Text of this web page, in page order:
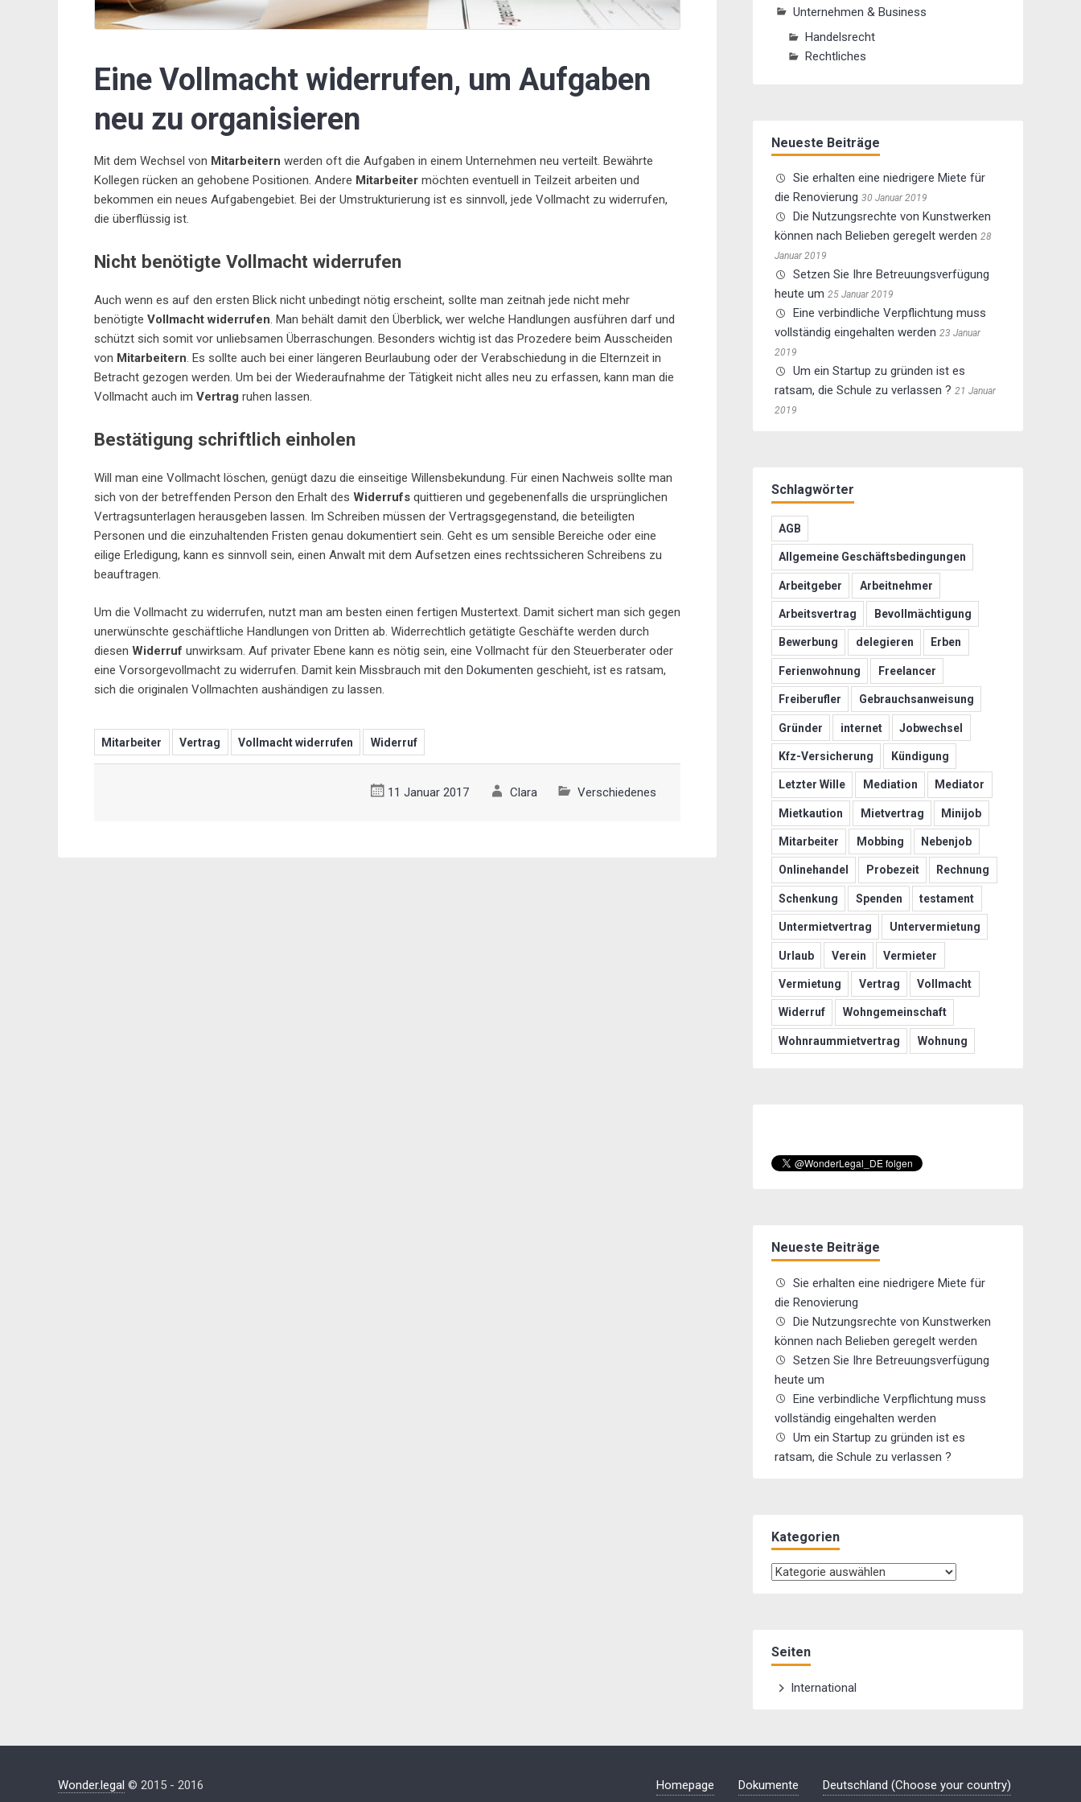
Eine Vollmacht widerrufen, um Aufgaben
neu zu organisieren
Mit dem Wechsel von Mitarbeitern werden oft die Aufgaben in einem Unternehmen neu verteilt. Bewährte
Kollegen rücken an gehobene Positionen. Andere Mitarbeiter möchten eventuell in Teilzeit arbeiten und
bekommen ein neues Aufgabengebiet. Bei der Umstrukturierung ist es sinnvoll, jede Vollmacht zu widerrufen,
die überflüssig ist.
Nicht benötigte Vollmacht widerrufen
Auch wenn es auf den ersten Blick nicht unbedingt nötig erscheint, sollte man zeitnah jede nicht mehr
benötigte Vollmacht widerrufen. Man behält damit den Überblick, wer welche Handlungen ausführen darf und
schützt sich somit vor unliebsamen Überraschungen. Besonders wichtig ist das Prozedere beim Ausscheiden
von Mitarbeitern. Es sollte auch bei einer längeren Beurlaubung oder der Verabschiedung in die Elternzeit in
Betracht gezogen werden. Um bei der Wiederaufnahme der Tätigkeit nicht alles neu zu erfassen, kann man die
Vollmacht auch im Vertrag ruhen lassen.
Bestätigung schriftlich einholen
Will man eine Vollmacht löschen, genügt dazu die einseitige Willensbekundung. Für einen Nachweis sollte man
sich von der betreffenden Person den Erhalt des Widerrufs quittieren und gegebenenfalls die ursprünglichen
Vertragsunterlagen herausgeben lassen. Im Schreiben müssen der Vertragsgegenstand, die beteiligten
Personen und die einzuhaltenden Fristen genau dokumentiert sein. Geht es um sensible Bereiche oder eine
eilige Erledigung, kann es sinnvoll sein, einen Anwalt mit dem Aufsetzen eines rechtssicheren Schreibens zu
beauftragen.
Um die Vollmacht zu widerrufen, nutzt man am besten einen fertigen Mustertext. Damit sichert man sich gegen
unerwünschte geschäftliche Handlungen von Dritten ab. Widerrechtlich getätigte Geschäfte werden durch
diesen Widerruf unwirksam. Auf privater Ebene kann es nötig sein, eine Vollmacht für den Steuerberater oder
eine Vorsorgevollmacht zu widerrufen. Damit kein Missbrauch mit den Dokumenten geschieht, ist es ratsam,
sich die originalen Vollmachten aushändigen zu lassen.
Mitarbeiter Vertrag Vollmacht widerrufen Widerruf
11 Januar 2017 Clara Verschiedenes
Unternehmen & Business
Handelsrecht
Rechtliches
Neueste Beiträge
Sie erhalten eine niedrigere Miete für
die Renovierung 30 Januar 2019
Die Nutzungsrechte von Kunstwerken
können nach Belieben geregelt werden 28
Januar 2019
Setzen Sie Ihre Betreuungsverfügung
heute um 25 Januar 2019
Eine verbindliche Verpflichtung muss
vollständig eingehalten werden 23 Januar
2019
Um ein Startup zu gründen ist es
ratsam, die Schule zu verlassen ? 21 Januar
2019
Schlagwörter
AGB
Allgemeine Geschäftsbedingungen
Arbeitgeber Arbeitnehmer
Arbeitsvertrag Bevollmächtigung
Bewerbung delegieren Erben
Ferienwohnung Freelancer
Freiberufler Gebrauchsanweisung
Gründer internet Jobwechsel
Kfz-Versicherung Kündigung
Letzter Wille Mediation Mediator
Mietkaution Mietvertrag Minijob
Mitarbeiter Mobbing Nebenjob
Onlinehandel Probezeit Rechnung
Schenkung Spenden testament
Untermietvertrag Untervermietung
Urlaub Verein Vermieter
Vermietung Vertrag Vollmacht
Widerruf Wohngemeinschaft
Wohnraummietvertrag Wohnung
Neueste Beiträge
Sie erhalten eine niedrigere Miete für
die Renovierung
Die Nutzungsrechte von Kunstwerken
können nach Belieben geregelt werden
Setzen Sie Ihre Betreuungsverfügung
heute um
Eine verbindliche Verpflichtung muss
vollständig eingehalten werden
Um ein Startup zu gründen ist es
ratsam, die Schule zu verlassen ?
Kategorien
Kategorien
Seiten
International
Wonder.legal © 2015 - 2016 Homepage Dokumente Deutschland (Choose your country)